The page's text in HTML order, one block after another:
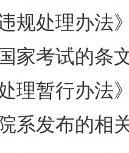
规处理办法
家考试的条
理暂行办法
系发布的相